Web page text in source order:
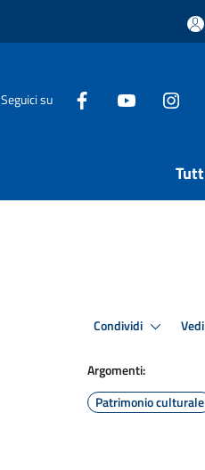
Seguici su
Condividi
Argomenti:
Patrimonio culturale